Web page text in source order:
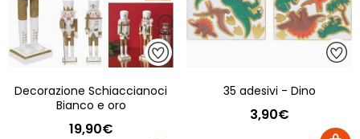
Decorazione Schiaccianoci
Bianco e oro
19,90€
35 adesivi - Dino
3,90€